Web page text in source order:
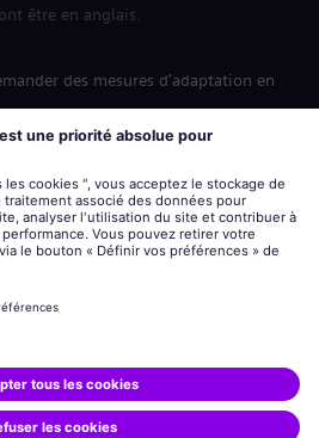
être en anglais.
des mesures d'adaptation en
(Formulaire sur les conditions
international
Avis de confidentialité
déposée de Siemens AG.